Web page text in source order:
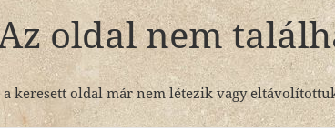
oldal nem
a keresett oldal már nem létezik vagy